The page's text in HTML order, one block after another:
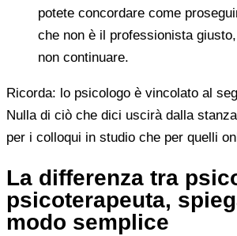
potete concordare come
che non è il professionista
non continuare.
Ricorda: lo psicologo è vincolato al
Nulla di ciò che dici uscirà dalla
per i colloqui in studio che per quelli
La differenza tra
psicoterapeuta,
modo semplice